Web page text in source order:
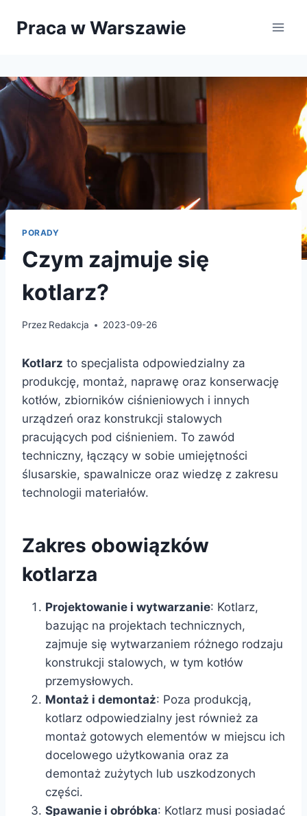
Praca w Warszawie
PORADY
Czym zajmuje się
kotlarz?
Przez Redakcja 2023-09-26
Kotlarz to specjalista odpowiedzialny za
produkcję, montaż, naprawę oraz konserwację
kotłów, zbiorników ciśnieniowych i innych
urządzeń oraz konstrukcji stalowych
pracujących pod ciśnieniem. To zawód
techniczny, łączący w sobie umiejętności
ślusarskie, spawalnicze oraz wiedzę z zakresu
technologii materiałów.
Zakres obowiązków
kotlarza
Projektowanie i wytwarzanie: Kotlarz,
bazując na projektach technicznych,
zajmuje się wytwarzaniem różnego rodzaju
konstrukcji stalowych, w tym kotłów
przemysłowych.
Montaż i demontaż: Poza produkcją,
kotlarz odpowiedzialny jest również za
montaż gotowych elementów w miejscu ich
docelowego użytkowania oraz za
demontaż zużytych lub uszkodzonych
części.
Spawanie i obróbka: Kotlarz musi posiadać